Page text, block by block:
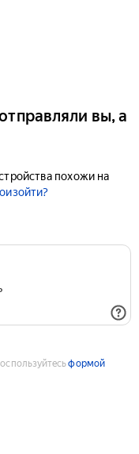
вы, а
похожи на
формой